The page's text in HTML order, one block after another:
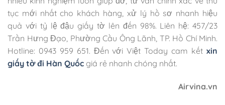
tục mới nhất cho khách hàng, xử lý hồ sơ nhanh hiệu
quả với tỷ lệ đậu giấy tờ lên đến 98%. Liên hệ: 457/23
Trần Hưng Đạo, Phường Cầu Ông Lãnh, TP. Hồ Chí Minh.
Hotline: 0943 959 651. Đến với Việt Today cam kết xin
giấy tờ đi Hàn Quốc giá rẻ nhanh chóng nhất.
Airvina.vn